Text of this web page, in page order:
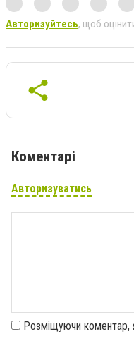
Авторизуйтесь, щоб
Коментарі
Авторизуватись
Розміщуючи коментар,